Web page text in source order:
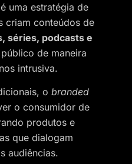
uma estratégia de
criam conteúdos de
séries, podcasts e
de maneira
intrusiva.
o branded
o consumidor de
produtos e
que dialogam
audiências.